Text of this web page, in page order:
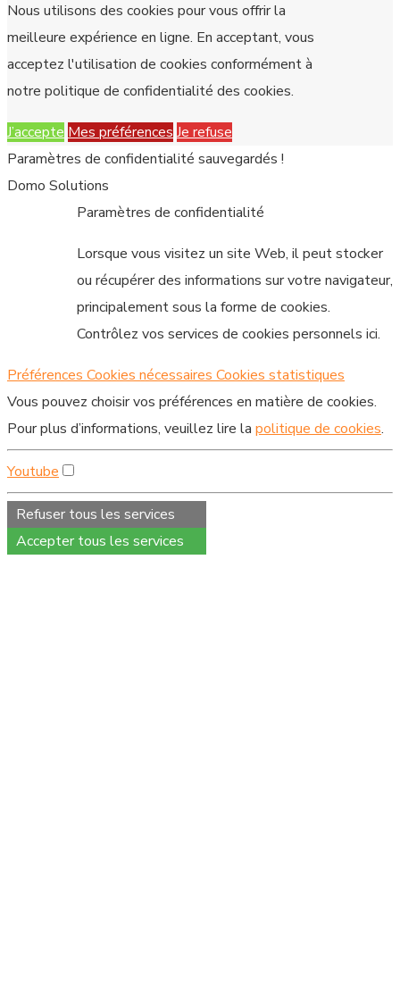
Nous utilisons des cookies pour vous offrir la
meilleure expérience en ligne. En acceptant, vous
acceptez l'utilisation de cookies conformément à
notre politique de confidentialité des cookies.
J’accepte Mes préférences Je refuse
Paramètres de confidentialité sauvegardés !
Domo Solutions
Paramètres de confidentialité
Lorsque vous visitez un site Web, il peut stocker
ou récupérer des informations sur votre navigateur,
principalement sous la forme de cookies.
Contrôlez vos services de cookies personnels ici.
Préférences Cookies nécessaires Cookies statistiques
Vous pouvez choisir vos préférences en matière de cookies.
Pour plus d’informations, veuillez lire la politique de cookies.
Youtube
Refuser tous les services
Accepter tous les services